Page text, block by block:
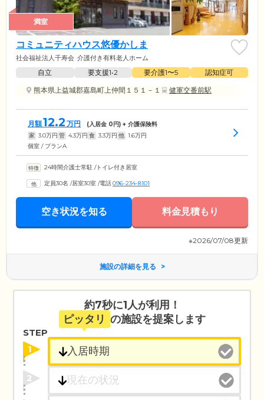
満室
コミュニティハウス悠優かしま
社会福祉法人千寿会 介護付き有料老人ホーム
自立 要支援1•2 要介護1〜5
認知症可
熊本県上益城郡嘉島町上仲間１５１－１
健軍交番前駅
月額12.2 万円 (入居金 0円) + 介護保険料
家 3.0万円 管 4.3万円 食 3.3万円 他 1.6万円
個室 / プランA
24時間介護士常駐 /トイレ付き居室
定員30名 /居室30室 /電話096-234-8101
空き状況を知る 料金見積もり
※2026/07/08更新
施設の詳細を見る
約7秒に1人が利用！
ピッタリ の施設を提案します
STEP
1
2